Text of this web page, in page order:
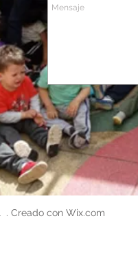
. Creado con Wix.com